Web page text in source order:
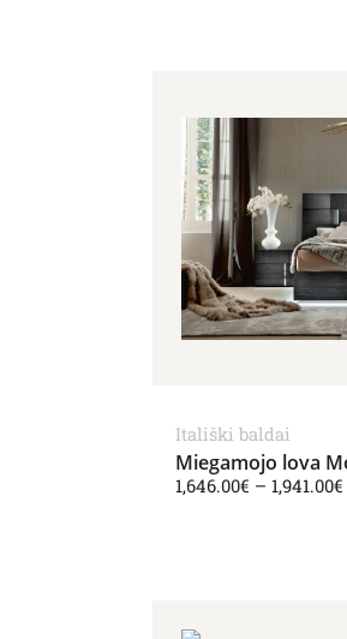
Itališki baldai
Miegamojo lova
1,646.00€ – 1,941.00€